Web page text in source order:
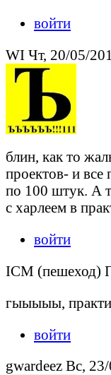
войти
WI Чт, 20/05/
блин, как то
проектов- и
по 100 штук. А
с харлеем в
войти
ICM (пешеход)
гыыыыы,
войти
gwardeez Вс,